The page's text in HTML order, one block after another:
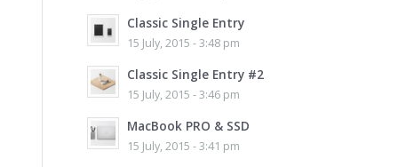
Classic Single Entry
15 July, 2015 - 3:48 pm
Classic Single Entry #2
15 July, 2015 - 3:46 pm
MacBook PRO & SSD
15 July, 2015 - 3:41 pm